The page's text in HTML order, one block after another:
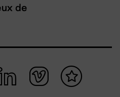
de